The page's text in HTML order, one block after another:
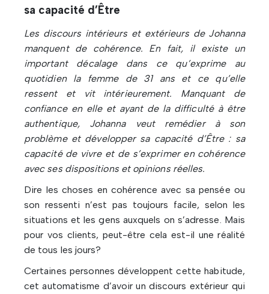
sa capacité d’Être
Les discours intérieurs et extérieurs de Johanna
manquent de cohérence. En fait, il existe un
important décalage dans ce qu’exprime au
quotidien la femme de 31 ans et ce qu’elle
ressent et vit intérieurement. Manquant de
confiance en elle et ayant de la difficulté à être
authentique, Johanna veut remédier à son
problème et développer sa capacité d’Être : sa
capacité de vivre et de s’exprimer en cohérence
avec ses dispositions et opinions réelles.
Dire les choses en cohérence avec sa pensée ou
son ressenti n’est pas toujours facile, selon les
situations et les gens auxquels on s’adresse. Mais
pour vos clients, peut-être cela est-il une réalité
de tous les jours?
Certaines personnes développent cette habitude,
cet automatisme d’avoir un discours extérieur qui